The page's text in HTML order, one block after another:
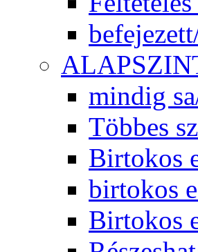
mindig
Többes
Birtokos
birtokos
Birtokos